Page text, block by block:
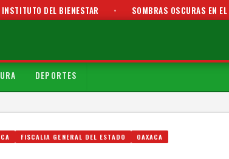
BIENESTAR • SOMBRAS OSCURAS EN EL CRÍMEN DE
DEPORTES
FISCALIA GENERAL DEL ESTADO
OAXACA